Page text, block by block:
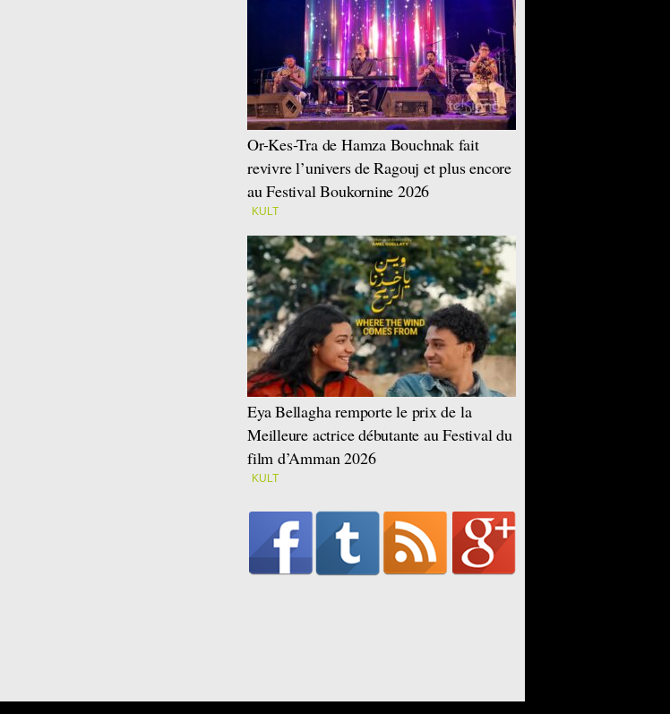
Or-Kes-Tra de Hamza Bouchnak fait
revivre l’univers de Ragouj et plus encore
au Festival Boukornine 2026
KULT
Eya Bellagha remporte le prix de la
Meilleure actrice débutante au Festival du
film d’Amman 2026
KULT